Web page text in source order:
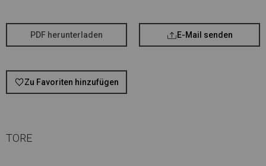
PDF herunterladen E-Mail senden
Zu Favoriten hinzufügen
TORE